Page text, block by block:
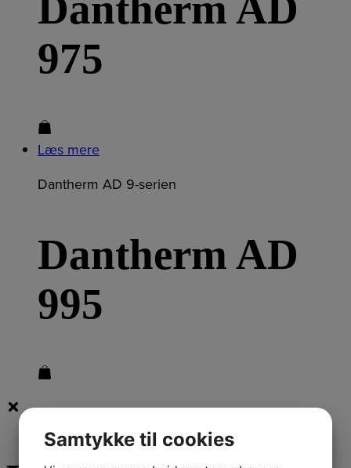
975
Læs mere
Dantherm AD 9-serien
Dantherm AD
995
Samtykke til cookies